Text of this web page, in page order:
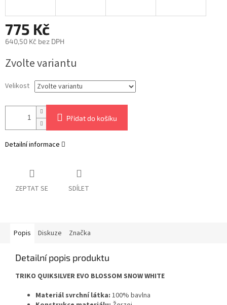
775 Kč
640,50 Kč bez DPH
cena:
Zvolte variantu
Velikost
Přidat do košíku
Detailní informace
ZEPTAT SE SDÍLET
Popis Diskuze Značka
Detailní popis produktu
TRIKO QUIKSILVER EVO BLOSSOM SNOW WHITE
Materiál svrchní látka: 100% bavlna